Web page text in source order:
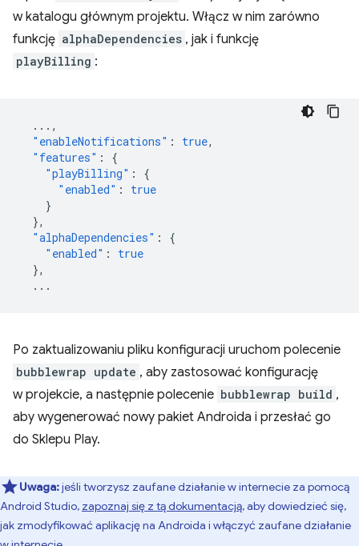
w katalogu głównym projektu. Włącz w nim zarówno
funkcję alphaDependencies , jak i funkcję
playBilling :
... ,
"enableNotifications" : true,
"features" :
{
"playBilling" :
{
"enabled" :
true
}
},
"alphaDependencies" :
{
"enabled" :
true
},
...
Po zaktualizowaniu pliku konfiguracji uruchom polecenie
bubblewrap update , aby zastosować konfigurację
w projekcie, a następnie polecenie bubblewrap build ,
aby wygenerować nowy pakiet Androida i przesłać go
do Sklepu Play.
Uwaga:jeśli tworzysz zaufane działanie w internecie za pomocą
Android Studio, zapoznaj się z tą dokumentacją, aby dowiedzieć się,
jak zmodyfikować aplikację na Androida i włączyć zaufane działanie